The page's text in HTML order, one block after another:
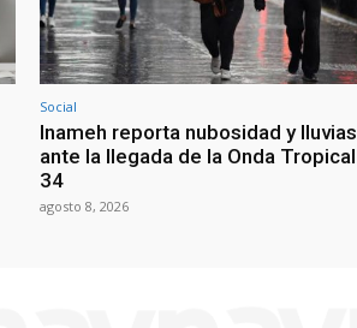
Social
Inameh reporta nubosidad y lluvias
ante la llegada de la Onda Tropical
34
agosto 8, 2026